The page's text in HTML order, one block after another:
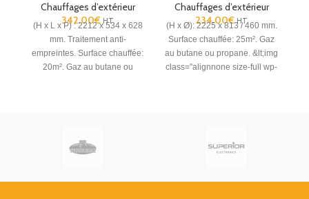
Chauffages d’extérieur
342.00€ HT
(H x L x P) : 2212 x 534 x 628
mm. Traitement anti-
empreintes. Surface chauffée:
20m². Gaz au butane ou
Chauffages d’extérieur
234.00€ HT
(H x Ø): 2225 x 813 / 460 mm.
Surface chauffée: 25m². Gaz
au butane ou propane. &lt;img
class="alignnone size-full wp-
/>France Métropolitaine hors